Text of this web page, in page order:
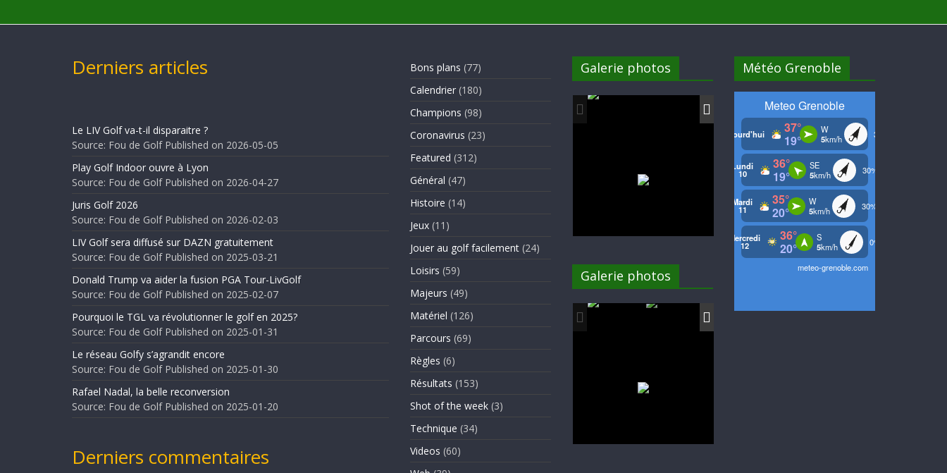
Derniers articles
Le LIV Golf va-t-il disparaitre ?
Source: Fou de Golf Published on 2026-05-05
Play Golf Indoor ouvre à Lyon
Source: Fou de Golf Published on 2026-04-27
Juris Golf 2026
Source: Fou de Golf Published on 2026-02-03
LIV Golf sera diffusé sur DAZN gratuitement
Source: Fou de Golf Published on 2025-03-21
Donald Trump va aider la fusion PGA Tour-LivGolf
Source: Fou de Golf Published on 2025-02-07
Pourquoi le TGL va révolutionner le golf en 2025?
Source: Fou de Golf Published on 2025-01-31
Le réseau Golfy s’agrandit encore
Source: Fou de Golf Published on 2025-01-30
Rafael Nadal, la belle reconversion
Source: Fou de Golf Published on 2025-01-20
Derniers commentaires
Bons plans (77)
Calendrier (180)
Champions (98)
Coronavirus (23)
Featured (312)
Général (47)
Histoire (14)
Jeux (11)
Jouer au golf facilement (24)
Loisirs (59)
Majeurs (49)
Matériel (126)
Parcours (69)
Règles (6)
Résultats (153)
Shot of the week (3)
Technique (34)
Videos (60)
Galerie photos
Galerie photos
Météo Grenoble